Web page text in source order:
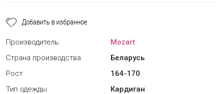
Добавить в избранное
Производитель:
Mozart
Страна производства
Беларусь
Рост
164-170
Тип одежды
Кардиган